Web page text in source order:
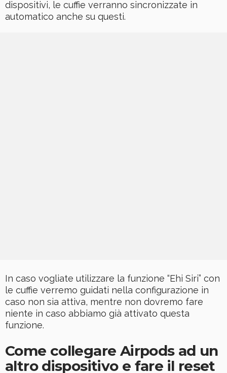
dispositivi, le cuffie verranno sincronizzate in
automatico anche su questi.
In caso vogliate utilizzare la funzione “Ehi Siri” con
le cuffie verremo guidati nella configurazione in
caso non sia attiva, mentre non dovremo fare
niente in caso abbiamo già attivato questa
funzione.
Come collegare Airpods ad un
altro dispositivo e fare il reset